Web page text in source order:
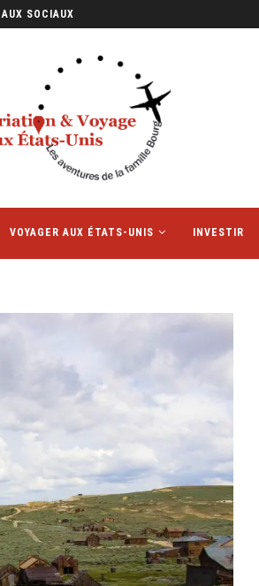
VOYAGER AUX ÉTATS-UNIS INVESTIR